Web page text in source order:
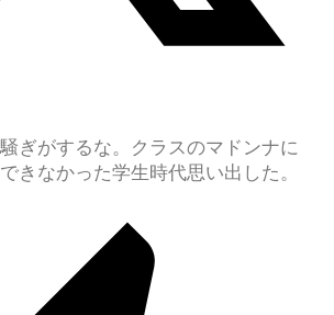
ぎがするな。クラスのマドンナに
きなかった学生時代思い出した。